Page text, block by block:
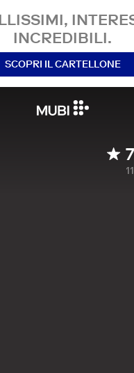
INCREDIBILI.
SCOPRI IL CARTELLONE